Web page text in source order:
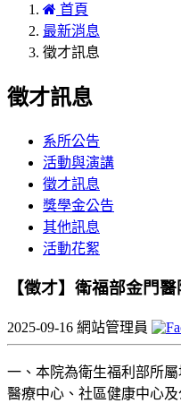
首頁
最新消息
徵才訊息
徵才訊息
系所公告
活動與演講
徵才訊息
獎學金公告
其他訊息
活動花絮
【徵才】衛福部金門醫
2025-09-16 網站管理員
一、本院為衛生福利部所
醫療中心、社區健康中心